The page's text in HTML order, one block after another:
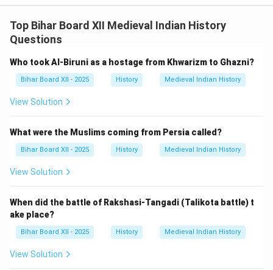
Top Bihar Board XII Medieval Indian History
Questions
Who took Al-Biruni as a hostage from Khwarizm to Ghazni?
Bihar Board XII - 2025 History Medieval Indian History
View Solution
What were the Muslims coming from Persia called?
Bihar Board XII - 2025 History Medieval Indian History
View Solution
When did the battle of Rakshasi-Tangadi (Talikota battle) t
ake place?
Bihar Board XII - 2025 History Medieval Indian History
View Solution